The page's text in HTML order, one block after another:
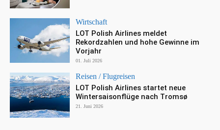
Wirtschaft
LOT Polish Airlines meldet
Rekordzahlen und hohe Gewinne im
Vorjahr
01. Juli 2026
Reisen / Flugreisen
LOT Polish Airlines startet neue
Wintersaisonflüge nach Tromsø
21. Juni 2026